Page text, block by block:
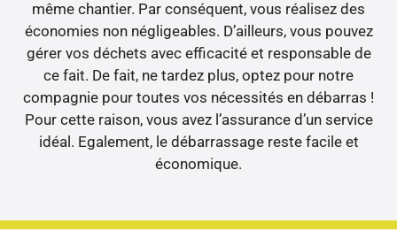
même chantier. Par conséquent, vous réalisez des
économies non négligeables. D’ailleurs, vous pouvez
gérer vos déchets avec efficacité et responsable de
ce fait. De fait, ne tardez plus, optez pour notre
compagnie pour toutes vos nécessités en débarras !
Pour cette raison, vous avez l’assurance d’un service
idéal. Egalement, le débarrassage reste facile et
économique.